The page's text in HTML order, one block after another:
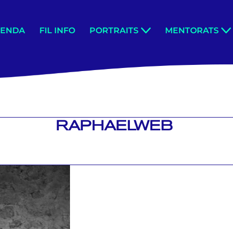
FIL INFO PORTRAITS MENTORATS
RAPHAELWEB